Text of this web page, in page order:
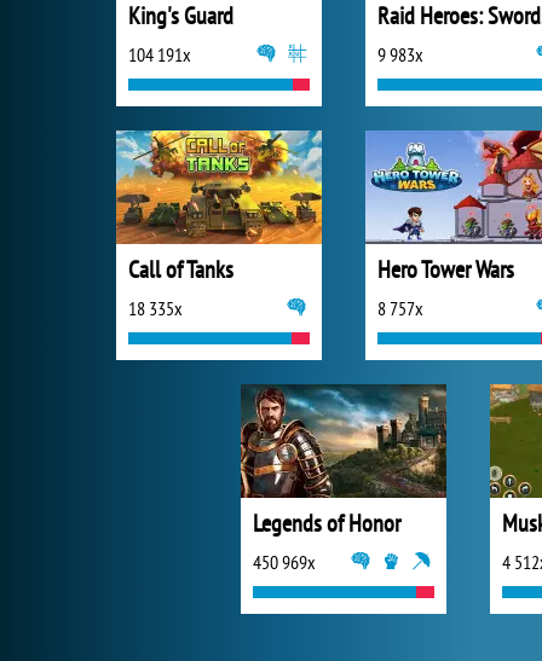
King's Guard
104 191x 9 983x
Call of Tanks
18 335x
Hero Tower Wars
8 757x
Legends of Honor
450 969x 4